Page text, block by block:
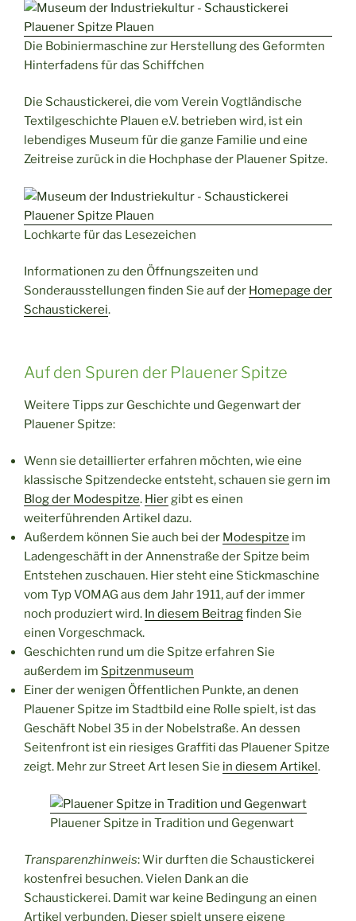
Die Bobiniermaschine zur Herstellung des Geformten
Hinterfadens für das Schiffchen
Die Schaustickerei, die vom Verein Vogtländische
Textilgeschichte Plauen e.V. betrieben wird, ist ein
lebendiges Museum für die ganze Familie und eine
Zeitreise zurück in die Hochphase der Plauener Spitze.
Lochkarte für das Lesezeichen
Informationen zu den Öffnungszeiten und
Sonderausstellungen finden Sie auf der Homepage der
Schaustickerei.
Auf den Spuren der Plauener Spitze
Weitere Tipps zur Geschichte und Gegenwart der
Plauener Spitze:
Wenn sie detaillierter erfahren möchten, wie eine
klassische Spitzendecke entsteht, schauen sie gern im
Blog der Modespitze. Hiergibt es einen
weiterführenden Artikel dazu.
Außerdem können Sie auch bei der Modespitze im
Ladengeschäft in der Annenstraße der Spitze beim
Entstehen zuschauen. Hier steht eine Stickmaschine
vom Typ VOMAG aus dem Jahr 1911, auf der immer
noch produziert wird. In diesem Beitragfinden Sie
einen Vorgeschmack.
Geschichten rund um die Spitze erfahren Sie
außerdem im Spitzenmuseum
Einer der wenigen Öffentlichen Punkte, an denen
Plauener Spitze im Stadtbild eine Rolle spielt, ist das
Geschäft Nobel 35 in der Nobelstraße. An dessen
Seitenfront ist ein riesiges Graffiti das Plauener Spitze
zeigt. Mehr zur Street Art lesen Sie in diesem Artikel.
Plauener Spitze in Tradition und Gegenwart
Transparenzhinweis: Wir durften die Schaustickerei
kostenfrei besuchen. Vielen Dank an die
Schaustickerei. Damit war keine Bedingung an einen
Artikel verbunden. Dieser spielt unsere eigene